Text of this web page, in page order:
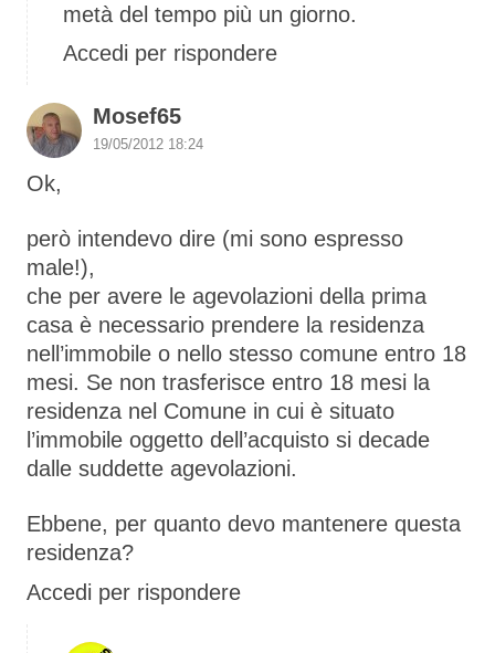
metà del tempo più un giorno.
Accedi per rispondere
Mosef65
19/05/2012 18:24
Ok,
però intendevo dire (mi sono espresso
male!),
che per avere le agevolazioni della prima
casa è necessario prendere la residenza
nell’immobile o nello stesso comune entro 18
mesi. Se non trasferisce entro 18 mesi la
residenza nel Comune in cui è situato
l’immobile oggetto dell’acquisto si decade
dalle suddette agevolazioni.
Ebbene, per quanto devo mantenere questa
residenza?
Accedi per rispondere